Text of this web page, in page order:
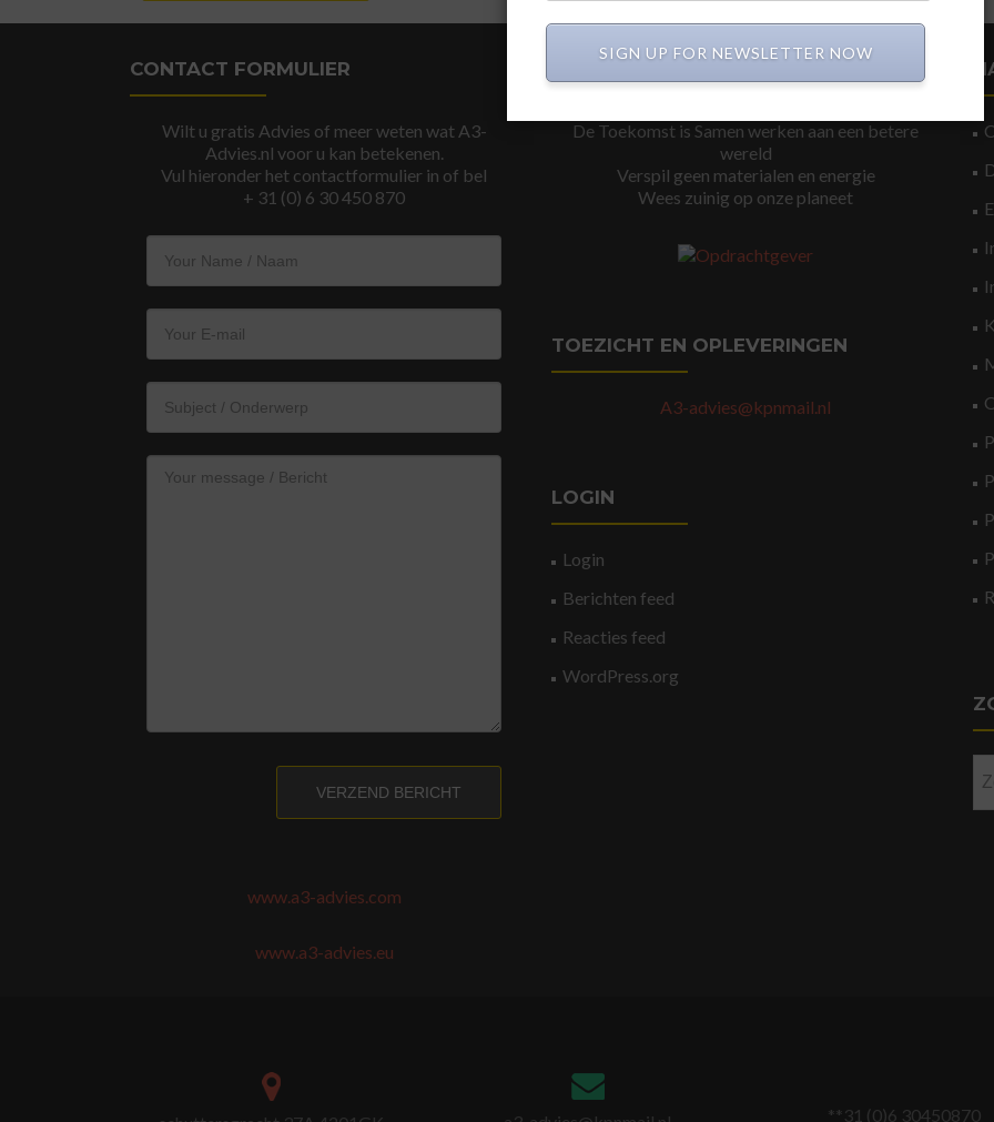
CONTACT FORMULIER
Wilt u gratis Advies of meer weten wat A3-
Advies.nl voor u kan betekenen.
Vul hieronder het contactformulier in of bel
+ 31 (0) 6 30 450 870
VERZEND BERICHT
www.a3-advies.com
www.a3-advies.eu
De Toekomst is Samen werken aan een betere
wereld
Verspil geen materialen en energie
Wees zuinig op onze planeet
TOEZICHT EN OPLEVERINGEN
A3-advies@kpnmail.nl
LOGIN
Login
Berichten feed
Reacties feed
WordPress.org
**31 (0)6 30450870
SIGN UP FOR NEWSLETTER NOW